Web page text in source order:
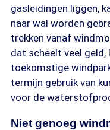
gasleidingen liggen,
naar wal worden
trekken vanaf
dat scheelt veel
toekomstige
termijn gebruik van
voor de
Niet genoeg